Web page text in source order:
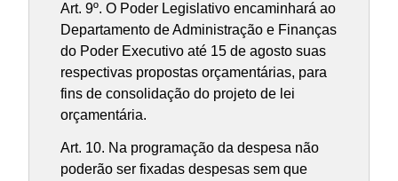
Art. 9º. O Poder Legislativo encaminhará ao
Departamento de Administração e Finanças
do Poder Executivo até 15 de agosto suas
respectivas propostas orçamentárias, para
fins de consolidação do projeto de lei
orçamentária.
Art. 10. Na programação da despesa não
poderão ser fixadas despesas sem que